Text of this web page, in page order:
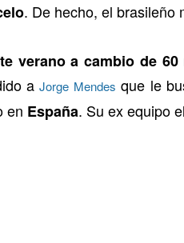
. De hecho, el brasileño
verano a cambio de
aJorge Mendes que le
en España. Su ex equipo el